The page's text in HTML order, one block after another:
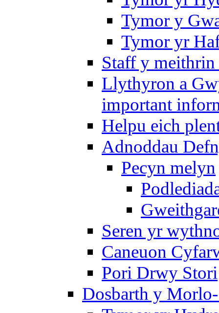
Tymor y
Tymor yr
Staff y
Llythyron a
important
Helpu eich
Adnoddau
Pecyn melyn
Seren yr
Caneuon
Pori Drwy Stori
Dosbarth y